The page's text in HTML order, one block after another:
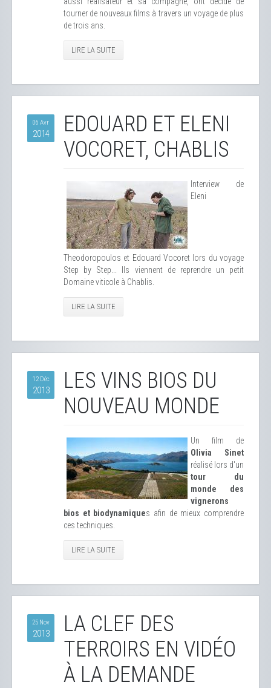
tourner de nouveaux films à travers un voyage de plus
de trois ans.
LIRE LA SUITE
06 Avr
2014
EDOUARD ET ELENI
VOCORET, CHABLIS
Interview de
Eleni
Theodoropoulos et Edouard Vocoret lors du voyage
Step by Step... Ils viennent de reprendre un petit
Domaine viticole à Chablis.
LIRE LA SUITE
12 Déc
2013
LES VINS BIOS DU
NOUVEAU MONDE
Un film de
Olivia Sinet
réalisé lors d'un
tour du
monde des
vignerons
bios et biodynamiques afin de mieux comprendre
ces techniques.
LIRE LA SUITE
25 Nov
2013
LA CLEF DES
TERROIRS EN VIDÉO
À LA DEMANDE